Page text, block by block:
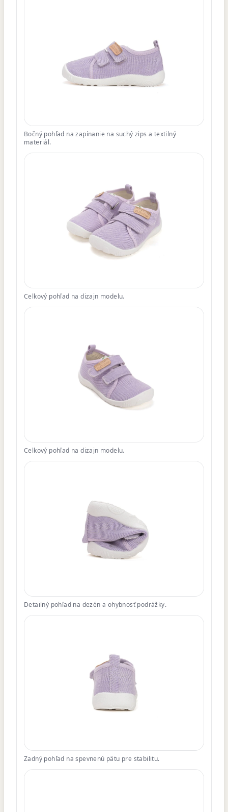
Bočný pohľad na zapínanie na suchý zips a textilný
materiál.
Celkový pohľad na dizajn modelu.
Celkový pohľad na dizajn modelu.
Detailný pohľad na dezén a ohybnosť podrážky.
Zadný pohľad na spevnenú pätu pre stabilitu.